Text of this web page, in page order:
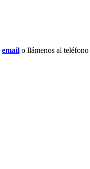
email o llámenos al teléfono